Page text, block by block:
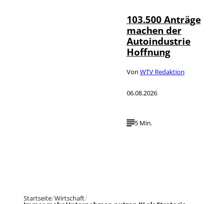
103.500 Anträge
machen der
Autoindustrie
Hoffnung
Von WTV Redaktion
06.08.2026
5 Min.
Startseite Wirtschaft